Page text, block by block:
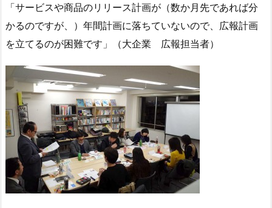
「サービスや商品のリリース計画が（数か月先であれば分
かるのですが、）年間計画に落ちていないので、広報計画
を立てるのが困難です」（大企業 広報担当者）